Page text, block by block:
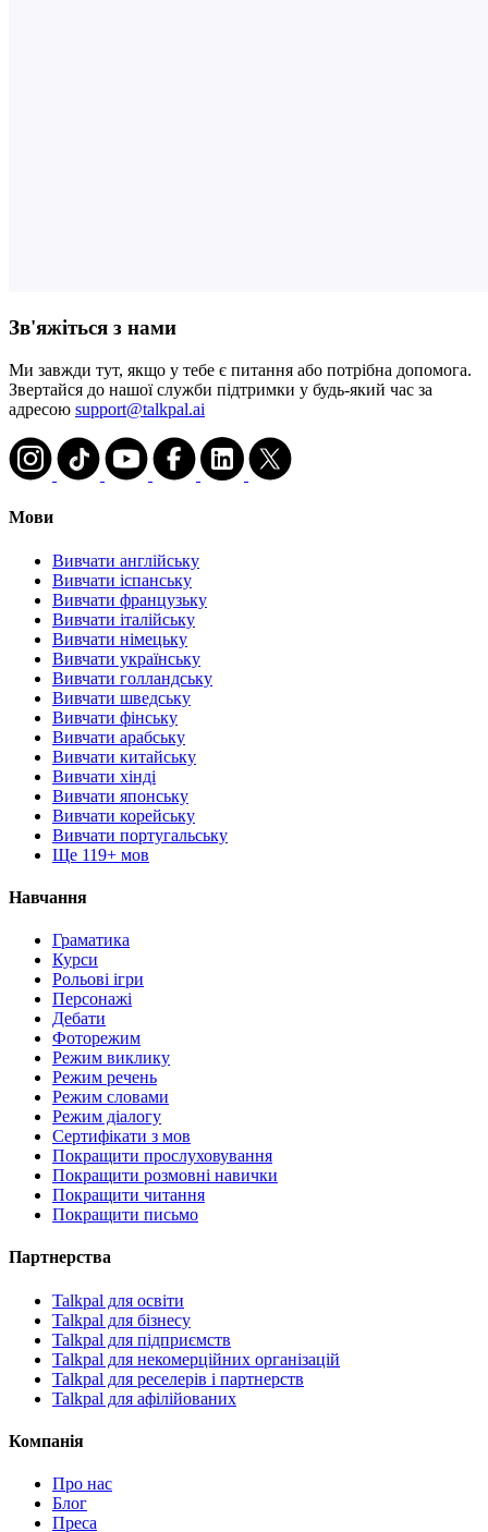
Зв'яжіться з нами
Ми завжди тут, якщо у тебе є питання або потрібна допомога.
Звертайся до нашої служби підтримки у будь-який час за
адресою support@talkpal.ai
Мови
Вивчати англійську
Вивчати іспанську
Вивчати французьку
Вивчати італійську
Вивчати німецьку
Вивчати українську
Вивчати голландську
Вивчати шведську
Вивчати фінську
Вивчати арабську
Вивчати китайську
Вивчати хінді
Вивчати японську
Вивчати корейську
Вивчати португальську
Ще 119+ мов
Навчання
Граматика
Курси
Рольові ігри
Персонажі
Дебати
Фоторежим
Режим виклику
Режим речень
Режим словами
Режим діалогу
Сертифікати з мов
Покращити прослуховування
Покращити розмовні навички
Покращити читання
Покращити письмо
Партнерства
Talkpal для освіти
Talkpal для бізнесу
Talkpal для підприємств
Talkpal для некомерційних організацій
Talkpal для реселерів і партнерств
Talkpal для афілійованих
Компанія
Про нас
Блог
Преса